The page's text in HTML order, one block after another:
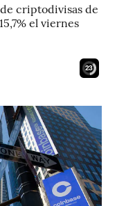
criptodivisas de
el viernes
22